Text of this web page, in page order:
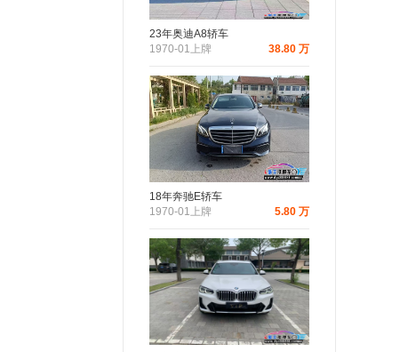
23年奥迪A8轿车
1970-01上牌
38.80 万
18年奔驰E轿车
1970-01上牌
5.80 万